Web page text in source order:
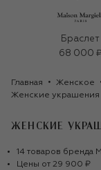
Браслет
68 000 ₽
Главная Женское
Женские украшения
ЖЕНСКИЕ
14 товаров бренда
Цены от 29 900 ₽